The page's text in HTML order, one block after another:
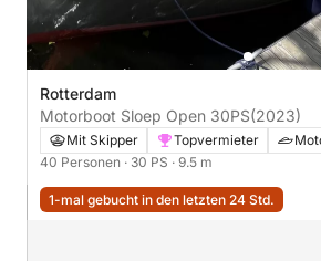
Rotterdam
Motorboot Sloep Open 30PS(2023)
Mit Skipper Topvermieter
40 Personen · 30 PS · 9.5 m
1-mal gebucht in den letzten 24 Std.